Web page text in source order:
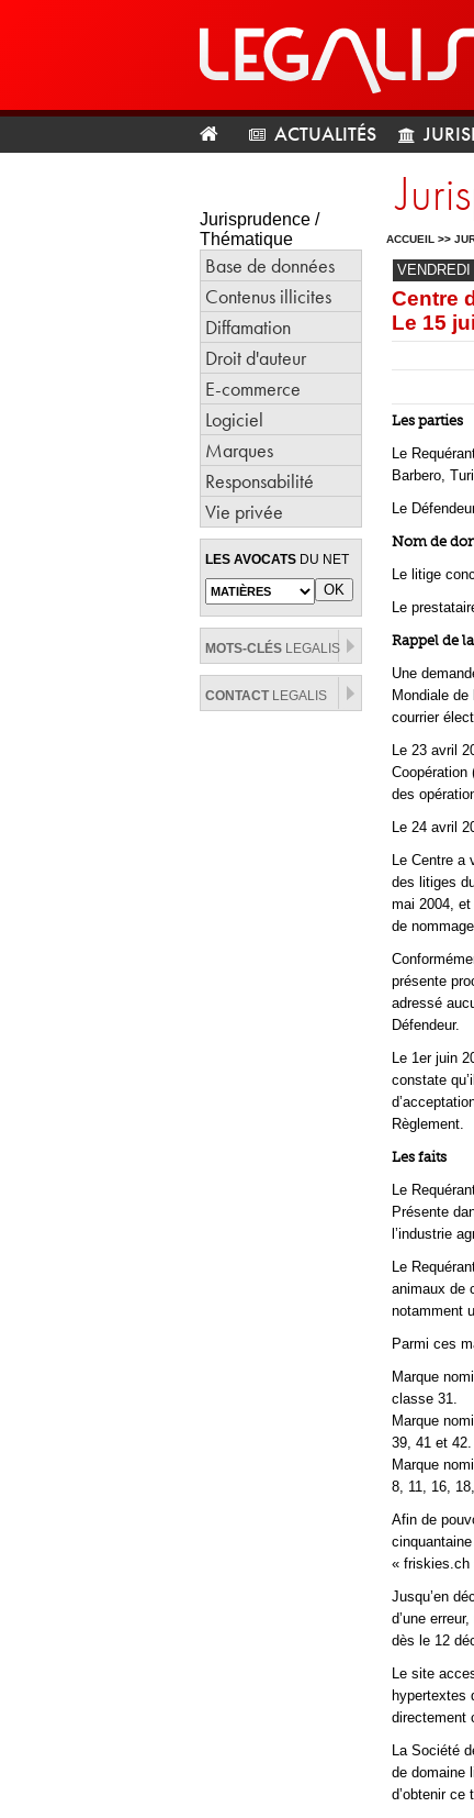
ACTUALITÉS
Jurisprudence /
Thématique
Base de données
Contenus illicites
Diffamation
Droit d'auteur
E-commerce
Logiciel
Marques
Responsabilité
Vie privée
LES AVOCATS DU NET
MOTS-CLÉS LEGALIS
CONTACTLEGALIS
ACCUEIL >>
VENDREDI
Centre
Le 15
Les parties
Le
Barbero,
Le
Nom de
Le litige
Le
Rappel de
Une
Mondiale
courrier
Le 23 avril
Coopération
des
Le 24 avril
Le Centre a
des litiges
mai 2004, et
de
présente
adressé
Défendeur.
Le 1er juin
constate
Règlement.
Les faits
Le
Présente
l’industrie
Le
animaux de
notamment
Parmi ces
Marque
classe 31.
Marque
39, 41 et 42.
Marque
8, 11, 16,
Afin de
« friskies.ch
Jusqu’en
d’une
dès le 12
Le site
hypertextes
directement
La Société
de domaine
d’obtenir ce